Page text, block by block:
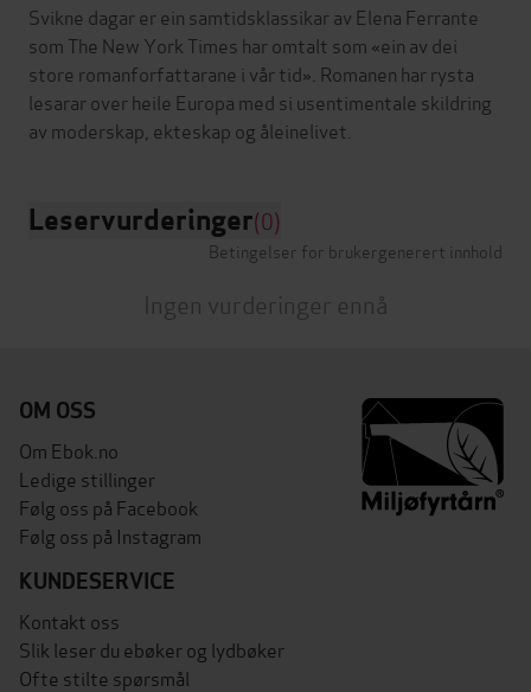
Svikne dagar er ein samtidsklassikar av Elena Ferrante
som The New York Times har omtalt som «ein av dei
store romanforfattarane i vår tid». Romanen har rysta
lesarar over heile Europa med si usentimentale skildring
Leservurderinger(0)
Betingelser for brukergenerert innhold
Ingen vurderinger ennå
OM OSS
Om Ebok.no
Ledige stillinger
Følg oss på Facebook
Følg oss på Instagram
KUNDESERVICE
Kontakt oss
Slik leser du ebøker og lydbøker
Ofte stilte spørsmål